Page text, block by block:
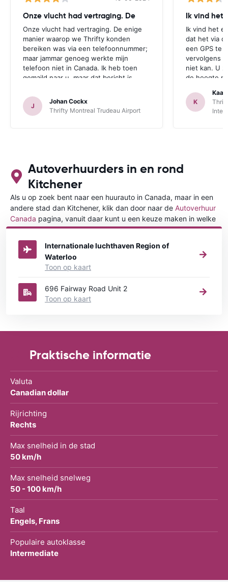
Onze vlucht had vertraging. De
Onze vlucht had vertraging. De enige
manier waarop we Thrifty konden
bereiken was via een telefoonnummer;
maar jammar genoeg werkte mijn
telefoon niet in Canada. Ik heb toen
gemaild naar u, maar dat bericht is
Deze opmerking geldt zowel voor
Thrifte als voor u: het zou fijn zijn om
op een andere manier contact te
J
Johan Cockx
Thrifty Montreal Trudeau Airport
Ik vind het
Ik vind het
dat het via
een GPS te
vervolgens
niet kan. U
de hoogte
een GPS bij
is. Dan
K
Kaat
Autoverhuurders in en rond
Kitchener
Als u op zoek bent naar een huurauto in Canada, maar in een
andere stad dan Kitchener, klik dan door naar de Autoverhuur
Canada pagina, vanuit daar kunt u een keuze maken in welke
stad in Canada u een auto huren wilt.
Internationale luchthaven Region of
Waterloo
Toon op kaart
696 Fairway Road Unit 2
Toon op kaart
Praktische informatie
Valuta
Canadian dollar
Rijrichting
Rechts
Max snelheid in de stad
50 km/h
Max snelheid snelweg
50 - 100 km/h
Taal
Engels, Frans
Populaire autoklasse
Intermediate